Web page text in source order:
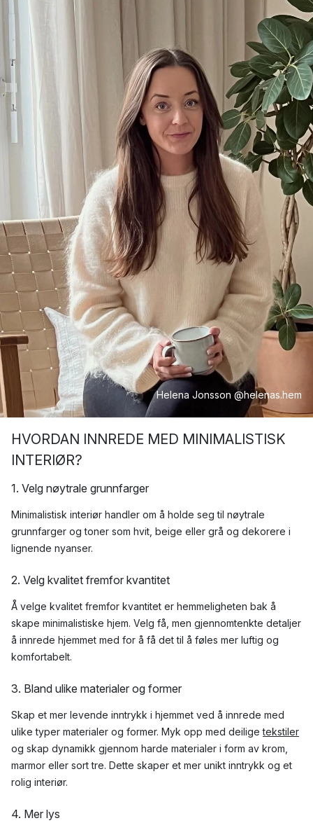
Helena Jonsson @helenas.hem
HVORDAN INNREDE MED MINIMALISTISK
INTERIØR?
1. Velg nøytrale grunnfarger
Minimalistisk interiør handler om å holde seg til nøytrale
grunnfarger og toner som hvit, beige eller grå og dekorere i
lignende nyanser.
2. Velg kvalitet fremfor kvantitet
Å velge kvalitet fremfor kvantitet er hemmeligheten bak å
skape minimalistiske hjem. Velg få, men gjennomtenkte detaljer
å innrede hjemmet med for å få det til å føles mer luftig og
komfortabelt.
3. Bland ulike materialer og former
Skap et mer levende inntrykk i hjemmet ved å innrede med
ulike typer materialer og former. Myk opp med deiligetekstiler
og skap dynamikk gjennom harde materialer i form av krom,
marmor eller sort tre. Dette skaper et mer unikt inntrykk og et
rolig interiør.
4. Mer lys